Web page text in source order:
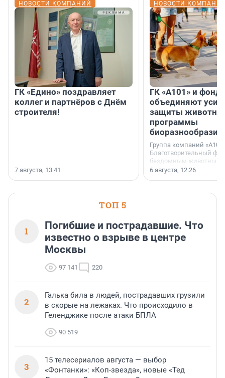
НОВОСТИ КОМПАНИЙ
ГК «Едино» поздравляет
коллег и партнёров с Днём
строителя!
7 августа, 13:41
НОВОСТИ
ГК «А101» и фонд
объединяют
защиты
программы
биоразнообразия
Группа компаний
Благотворительный
бездомным животным
заключили соглашение
6 августа, 12:26
ТОП 5
1
Погибшие и пострадавшие. Что
известно о взрыве в центре
Москвы
97 141 220
2
Галька била в людей, пострадавших грузили
в скорые на лежаках. Что происходило в
Геленджике после атаки БПЛА
90 519
3
15 телесериалов августа — выбор
«Фонтанки»: «Коп-звезда», новые «Тед